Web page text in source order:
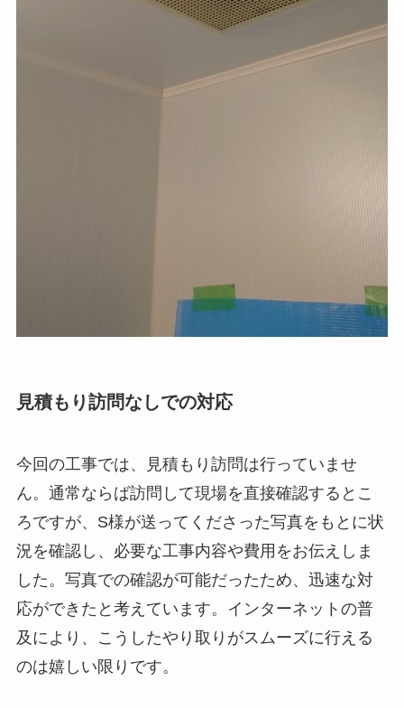
見積もり訪問なしでの対応
今回の工事では、見積もり訪問は行っていませ
ん。通常ならば訪問して現場を直接確認するとこ
ろですが、S様が送ってくださった写真をもとに状
況を確認し、必要な工事内容や費用をお伝えしま
した。写真での確認が可能だったため、迅速な対
応ができたと考えています。インターネットの普
及により、こうしたやり取りがスムーズに行える
のは嬉しい限りです。